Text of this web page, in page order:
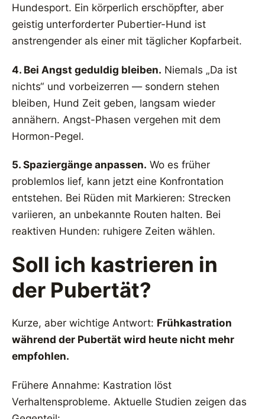
Hundesport. Ein körperlich erschöpfter, aber
geistig unterforderter Pubertier-Hund ist
anstrengender als einer mit täglicher Kopfarbeit.
4. Bei Angst geduldig bleiben. Niemals „Da ist
nichts“ und vorbeizerren — sondern stehen
bleiben, Hund Zeit geben, langsam wieder
annähern. Angst-Phasen vergehen mit dem
Hormon-Pegel.
5. Spaziergänge anpassen. Wo es früher
problemlos lief, kann jetzt eine Konfrontation
entstehen. Bei Rüden mit Markieren: Strecken
variieren, an unbekannte Routen halten. Bei
reaktiven Hunden: ruhigere Zeiten wählen.
Soll ich kastrieren in
der Pubertät?
Kurze, aber wichtige Antwort: Frühkastration
während der Pubertät wird heute nicht mehr
empfohlen.
Frühere Annahme: Kastration löst
Verhaltensprobleme. Aktuelle Studien zeigen das